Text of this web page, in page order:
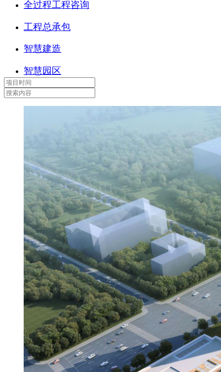
全过程工程咨询
工程总承包
智慧建造
智慧园区